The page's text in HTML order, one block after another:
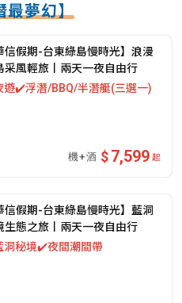
最夢幻】
信假期-台東綠島慢時光】浪漫
采風輕旅丨兩天一夜自由行
✔️浮潛/BBQ/半潛艇(三選一)
7,599 起
信假期-台東綠島慢時光】藍洞
生態之旅丨兩天一夜自由行
秘境✔️夜間潮間帶